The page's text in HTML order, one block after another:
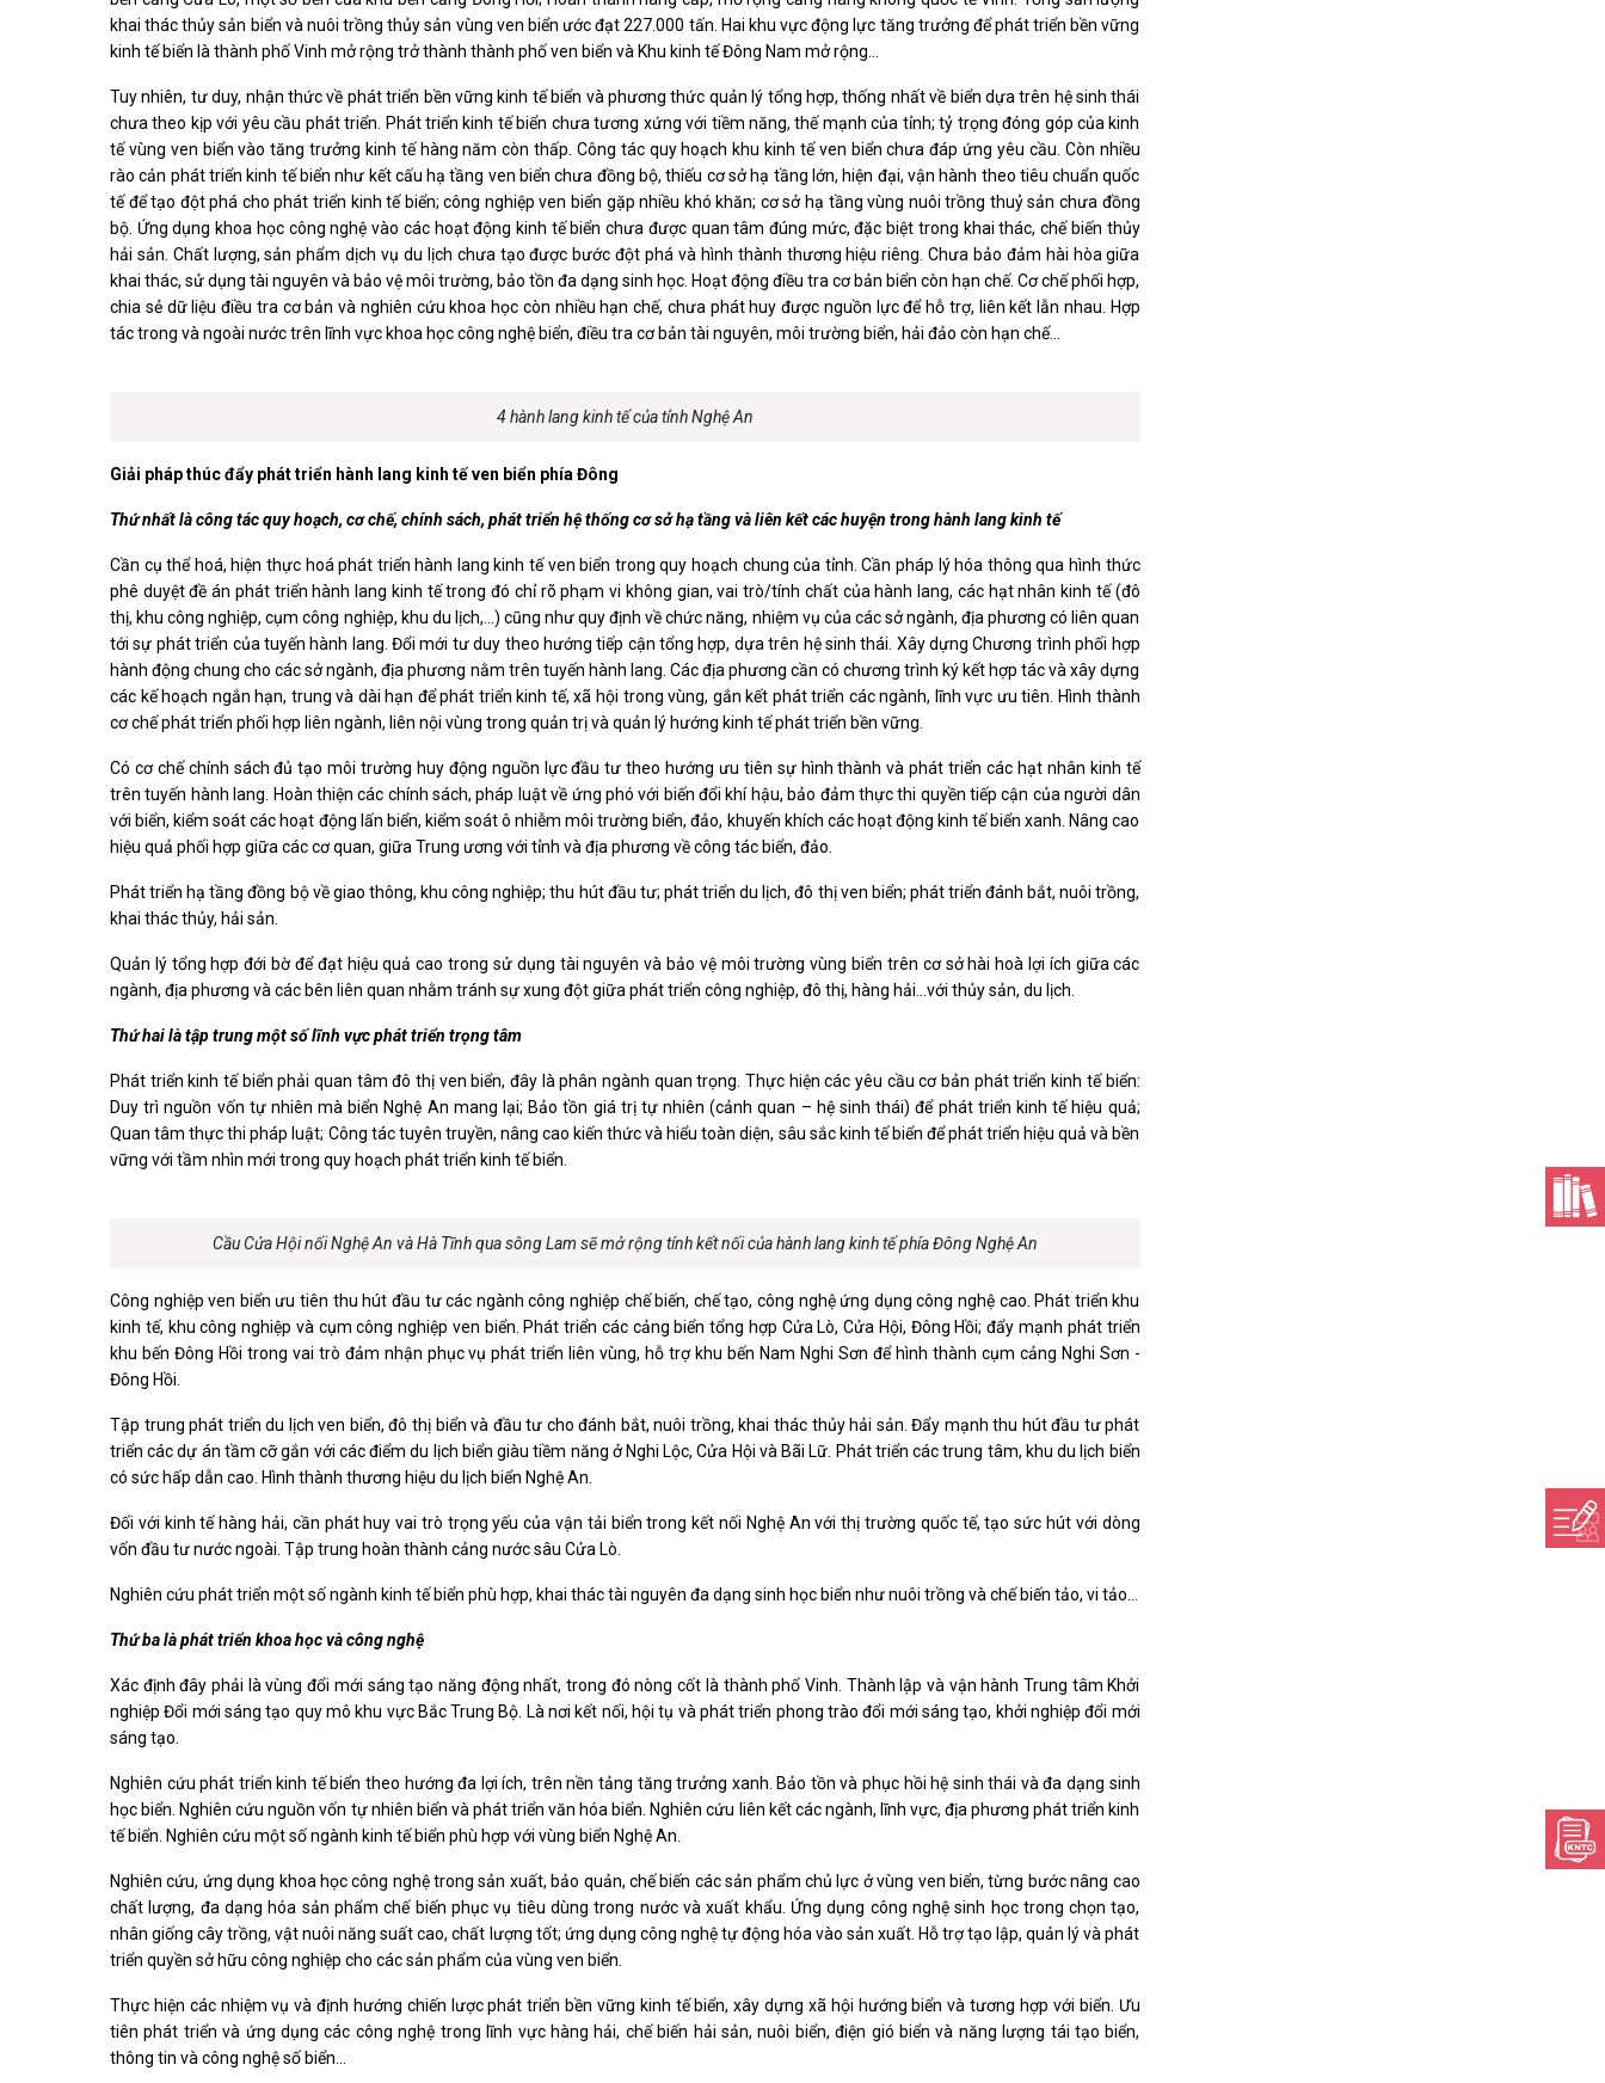
khai thác thủy sản biển và nuôi trồng thủy sản vùng ven biển ước đạt 227.000 tấn. Hai khu vực động lực tăng trưởng để phát triển bền vững
kinh tế biển là thành phố Vinh mở rộng trở thành thành phố ven biển và Khu kinh tế Đông Nam mở rộng...
Tuy nhiên, tư duy, nhận thức về phát triển bền vững kinh tế biển và phương thức quản lý tổng hợp, thống nhất về biển dựa trên hệ sinh thái
chưa theo kịp với yêu cầu phát triển. Phát triển kinh tế biển chưa tương xứng với tiềm năng, thế mạnh của tỉnh; tỷ trọng đóng góp của kinh
tế vùng ven biển vào tăng trưởng kinh tế hàng năm còn thấp. Công tác quy hoạch khu kinh tế ven biển chưa đáp ứng yêu cầu. Còn nhiều
rào cản phát triển kinh tế biển như kết cấu hạ tầng ven biển chưa đồng bộ, thiếu cơ sở hạ tầng lớn, hiện đại, vận hành theo tiêu chuẩn quốc
tế để tạo đột phá cho phát triển kinh tế biển; công nghiệp ven biển gặp nhiều khó khăn; cơ sở hạ tầng vùng nuôi trồng thuỷ sản chưa đồng
bộ. Ứng dụng khoa học công nghệ vào các hoạt động kinh tế biển chưa được quan tâm đúng mức, đặc biệt trong khai thác, chế biến thủy
hải sản. Chất lượng, sản phẩm dịch vụ du lịch chưa tạo được bước đột phá và hình thành thương hiệu riêng. Chưa bảo đảm hài hòa giữa
khai thác, sử dụng tài nguyên và bảo vệ môi trường, bảo tồn đa dạng sinh học. Hoạt động điều tra cơ bản biển còn hạn chế. Cơ chế phối hợp,
chia sẻ dữ liệu điều tra cơ bản và nghiên cứu khoa học còn nhiều hạn chế, chưa phát huy được nguồn lực để hỗ trợ, liên kết lẫn nhau. Hợp
tác trong và ngoài nước trên lĩnh vực khoa học công nghệ biển, điều tra cơ bản tài nguyên, môi trường biển, hải đảo còn hạn chế...
4 hành lang kinh tế của tỉnh Nghệ An
Giải pháp thúc đẩy phát triển hành lang kinh tế ven biển phía Đông
Thứ nhất là công tác quy hoạch, cơ chế, chính sách, phát triển hệ thống cơ sở hạ tầng và liên kết các huyện trong hành lang kinh tế
Cần cụ thể hoá, hiện thực hoá phát triển hành lang kinh tế ven biển trong quy hoạch chung của tỉnh. Cần pháp lý hóa thông qua hình thức
phê duyệt đề án phát triển hành lang kinh tế trong đó chỉ rõ phạm vi không gian, vai trò/tính chất của hành lang, các hạt nhân kinh tế (đô
thị, khu công nghiệp, cụm công nghiệp, khu du lịch,...) cũng như quy định về chức năng, nhiệm vụ của các sở ngành, địa phương có liên quan
tới sự phát triển của tuyến hành lang. Đổi mới tư duy theo hướng tiếp cận tổng hợp, dựa trên hệ sinh thái. Xây dựng Chương trình phối hợp
hành động chung cho các sở ngành, địa phương nằm trên tuyến hành lang. Các địa phương cần có chương trình ký kết hợp tác và xây dựng
các kế hoạch ngắn hạn, trung và dài hạn để phát triển kinh tế, xã hội trong vùng, gắn kết phát triển các ngành, lĩnh vực ưu tiên. Hình thành
cơ chế phát triển phối hợp liên ngành, liên nội vùng trong quản trị và quản lý hướng kinh tế phát triển bền vững.
Có cơ chế chính sách đủ tạo môi trường huy động nguồn lực đầu tư theo hướng ưu tiên sự hình thành và phát triển các hạt nhân kinh tế
trên tuyến hành lang. Hoàn thiện các chính sách, pháp luật về ứng phó với biến đổi khí hậu, bảo đảm thực thi quyền tiếp cận của người dân
với biển, kiểm soát các hoạt động lấn biển, kiểm soát ô nhiễm môi trường biển, đảo, khuyến khích các hoạt động kinh tế biển xanh. Nâng cao
hiệu quả phối hợp giữa các cơ quan, giữa Trung ương với tỉnh và địa phương về công tác biển, đảo.
Phát triển hạ tầng đồng bộ về giao thông, khu công nghiệp; thu hút đầu tư; phát triển du lịch, đô thị ven biển; phát triển đánh bắt, nuôi trồng,
khai thác thủy, hải sản.
Quản lý tổng hợp đới bờ để đạt hiệu quả cao trong sử dụng tài nguyên và bảo vệ môi trường vùng biển trên cơ sở hài hoà lợi ích giữa các
ngành, địa phương và các bên liên quan nhằm tránh sự xung đột giữa phát triển công nghiệp, đô thị, hàng hải...với thủy sản, du lịch.
Thứ hai là tập trung một số lĩnh vực phát triển trọng tâm
Phát triển kinh tế biển phải quan tâm đô thị ven biển, đây là phân ngành quan trọng. Thực hiện các yêu cầu cơ bản phát triển kinh tế biển:
Duy trì nguồn vốn tự nhiên mà biển Nghệ An mang lại; Bảo tồn giá trị tự nhiên (cảnh quan – hệ sinh thái) để phát triển kinh tế hiệu quả;
Quan tâm thực thi pháp luật; Công tác tuyên truyền, nâng cao kiến thức và hiểu toàn diện, sâu sắc kinh tế biển để phát triển hiệu quả và bền
vững với tầm nhìn mới trong quy hoạch phát triển kinh tế biển.
Cầu Cửa Hội nối Nghệ An và Hà Tĩnh qua sông Lam sẽ mở rộng tính kết nối của hành lang kinh tế phía Đông Nghệ An
Công nghiệp ven biển ưu tiên thu hút đầu tư các ngành công nghiệp chế biến, chế tạo, công nghệ ứng dụng công nghệ cao. Phát triển khu
kinh tế, khu công nghiệp và cụm công nghiệp ven biển. Phát triển các cảng biển tổng hợp Cửa Lò, Cửa Hội, Đông Hồi; đẩy mạnh phát triển
khu bến Đông Hồi trong vai trò đảm nhận phục vụ phát triển liên vùng, hỗ trợ khu bến Nam Nghi Sơn để hình thành cụm cảng Nghi Sơn -
Đông Hồi.
Tập trung phát triển du lịch ven biển, đô thị biển và đầu tư cho đánh bắt, nuôi trồng, khai thác thủy hải sản. Đẩy mạnh thu hút đầu tư phát
triển các dự án tầm cỡ gắn với các điểm du lịch biển giàu tiềm năng ở Nghi Lộc, Cửa Hội và Bãi Lữ. Phát triển các trung tâm, khu du lịch biển
có sức hấp dẫn cao. Hình thành thương hiệu du lịch biển Nghệ An.
Đối với kinh tế hàng hải, cần phát huy vai trò trọng yếu của vận tải biển trong kết nối Nghệ An với thị trường quốc tế, tạo sức hút với dòng
vốn đầu tư nước ngoài. Tập trung hoàn thành cảng nước sâu Cửa Lò.
Nghiên cứu phát triển một số ngành kinh tế biển phù hợp, khai thác tài nguyên đa dạng sinh học biển như nuôi trồng và chế biến tảo, vi tảo…
Thứ ba là phát triển khoa học và công nghệ
Xác định đây phải là vùng đổi mới sáng tạo năng động nhất, trong đó nòng cốt là thành phố Vinh. Thành lập và vận hành Trung tâm Khởi
nghiệp Đổi mới sáng tạo quy mô khu vực Bắc Trung Bộ. Là nơi kết nối, hội tụ và phát triển phong trào đổi mới sáng tạo, khởi nghiệp đổi mới
sáng tạo.
Nghiên cứu phát triển kinh tế biển theo hướng đa lợi ích, trên nền tảng tăng trưởng xanh. Bảo tồn và phục hồi hệ sinh thái và đa dạng sinh
học biển. Nghiên cứu nguồn vốn tự nhiên biển và phát triển văn hóa biển. Nghiên cứu liên kết các ngành, lĩnh vực, địa phương phát triển kinh
tế biển. Nghiên cứu một số ngành kinh tế biển phù hợp với vùng biển Nghệ An.
Nghiên cứu, ứng dụng khoa học công nghệ trong sản xuất, bảo quản, chế biến các sản phẩm chủ lực ở vùng ven biển, từng bước nâng cao
chất lượng, đa dạng hóa sản phẩm chế biến phục vụ tiêu dùng trong nước và xuất khẩu. Ứng dụng công nghệ sinh học trong chọn tạo,
nhân giống cây trồng, vật nuôi năng suất cao, chất lượng tốt; ứng dụng công nghệ tự động hóa vào sản xuất. Hỗ trợ tạo lập, quản lý và phát
triển quyền sở hữu công nghiệp cho các sản phẩm của vùng ven biển.
Thực hiện các nhiệm vụ và định hướng chiến lược phát triển bền vững kinh tế biển, xây dựng xã hội hướng biển và tương hợp với biển. Ưu
tiên phát triển và ứng dụng các công nghệ trong lĩnh vực hàng hải, chế biến hải sản, nuôi biển, điện gió biển và năng lượng tái tạo biển,
thông tin và công nghệ số biển...